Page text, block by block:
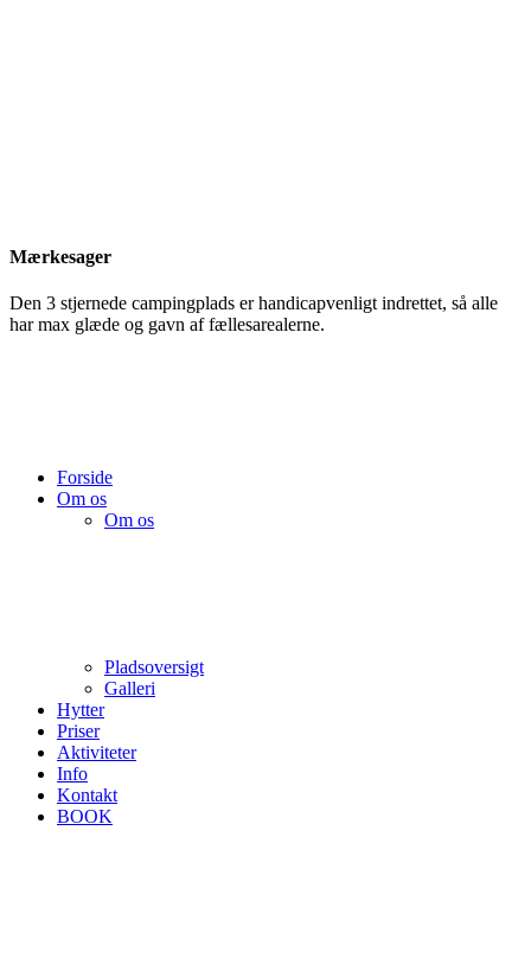
Mærkesager
Den 3 stjernede campingplads er handicapvenligt indrettet, så alle
har max glæde og gavn af fællesarealerne.
Forside
Om os
Om os
Pladsoversigt
Galleri
Hytter
Priser
Aktiviteter
Info
Kontakt
BOOK